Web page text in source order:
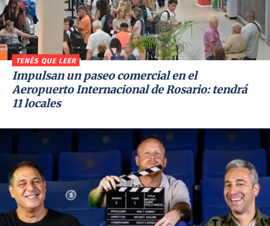
TENÉS QUE LEER
Impulsan un paseo comercial en el
Aeropuerto Internacional de Rosario: tendrá
11 locales